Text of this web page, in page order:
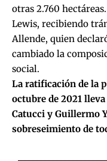
otras 2.760
Lewis, recibiendo
Allende, quien
cambiado la
social.
La ratificación de la
octubre de 2021
Catucci y Guillermo
sobreseimiento de